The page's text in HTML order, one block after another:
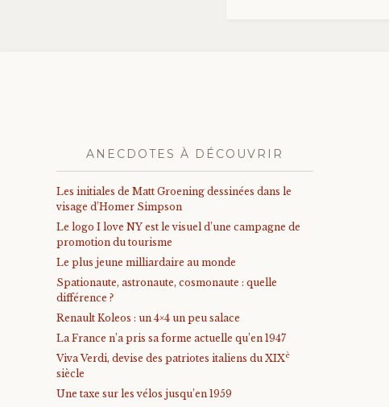
ANECDOTES À DÉCOUVRIR
Les initiales de Matt Groening dessinées dans le
visage d’Homer Simpson
Le logo I love NY est le visuel d’une campagne de
promotion du tourisme
Le plus jeune milliardaire au monde
Spationaute, astronaute, cosmonaute : quelle
différence ?
Renault Koleos : un 4×4 un peu salace
La France n’a pris sa forme actuelle qu’en 1947
Viva Verdi, devise des patriotes italiens du XIXè
siècle
Une taxe sur les vélos jusqu’en 1959